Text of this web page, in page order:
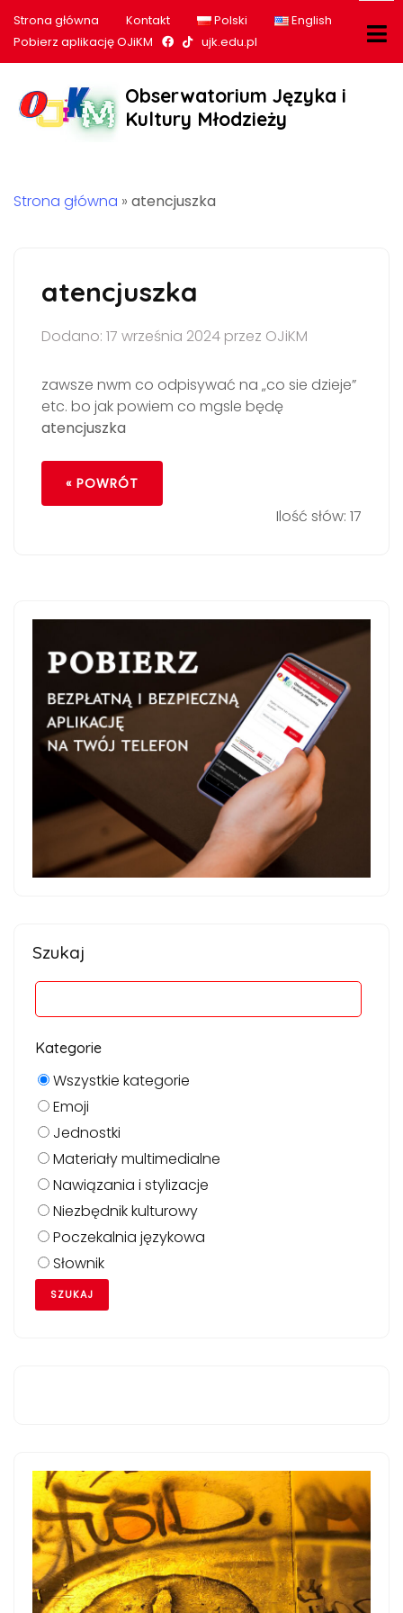
Strona główna Kontakt Polski
English
Pobierz aplikację OJiKM
Nasz profil na Facebook
Nasz profil na tiktok
ujk.edu.pl
Obserwatorium Języka i
Kultury Młodzieży
Strona główna » atencjuszka
atencjuszka
Dodano: 17 września 2024 przez OJiKM
zawsze nwm co odpisywać na „co sie dzieje”
etc. bo jak powiem co mgsle będę
atencjuszka
« POWRÓT
Ilość słów: 17
Szukaj
Kategorie
Wszystkie kategorie
Emoji
Jednostki
Materiały multimedialne
Nawiązania i stylizacje
Niezbędnik kulturowy
Poczekalnia językowa
Słownik